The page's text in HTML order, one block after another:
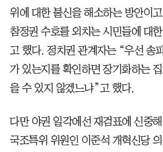
위에 대한 불신을 해소하는 방안이
참정권 수호를 외치는 시민들에 대
고 했다. 정치권 관계자는 “우선 송
가 있는지를 확인하면 장기화하는
을 수 있지 않겠느냐”고 했다.
다만 야권 일각에선 재검표에 신중
국조특위 위원인 이준석 개혁신당